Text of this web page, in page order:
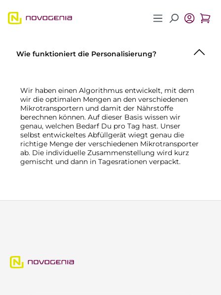
Zum Hauptinhalt springen
Wie funktioniert die Personalisierung?
Wir haben einen Algorithmus entwickelt, mit dem
wir die optimalen Mengen an den verschiedenen
Mikrotransportern und damit der Nährstoffe
berechnen können. Auf dieser Basis wissen wir
genau, welchen Bedarf Du pro Tag hast. Unser
selbst entwickeltes Abfüllgerät wiegt genau die
richtige Menge der verschiedenen Mikrotransporter
ab. Die individuelle Zusammenstellung wird kurz
gemischt und dann in Tagesrationen verpackt.